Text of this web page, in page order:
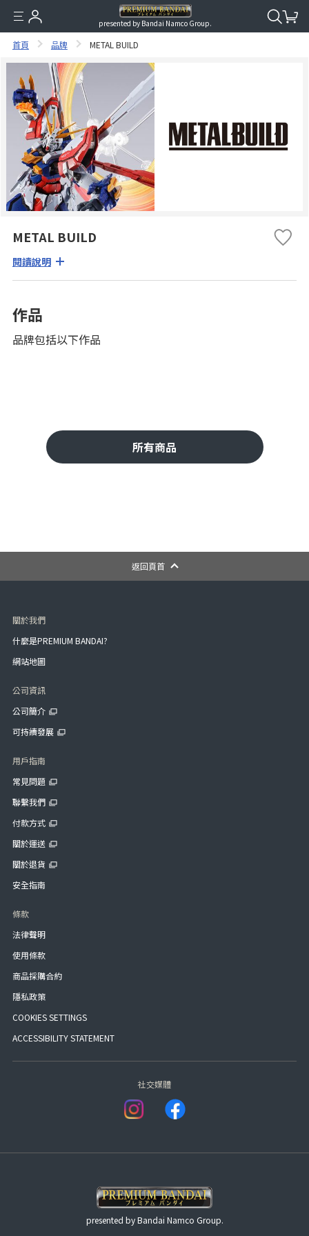
presented by Bandai Namco Group.
首頁 品牌 METAL BUILD
METAL BUILD
閱讀說明
作品
品牌包括以下作品
所有商品
返回頁首
關於我們
什麼是PREMIUM BANDAI?
網站地圖
公司資訊
公司簡介
可持續發展
用戶指南
常見問題
聯繫我們
付款方式
關於運送
關於退貨
安全指南
條款
法律聲明
使用條款
商品採購合約
隱私政策
COOKIES SETTINGS
ACCESSIBILITY STATEMENT
社交媒體
presented by Bandai Namco Group.